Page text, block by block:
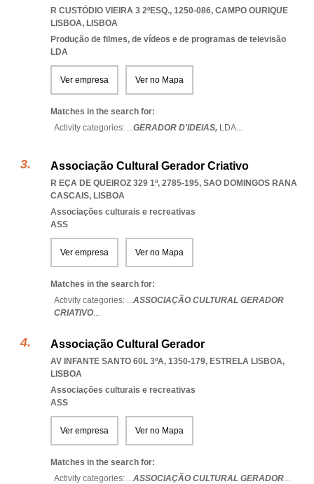
R CUSTÓDIO VIEIRA 3 2ºESQ., 1250-086, CAMPO OURIQUE
LISBOA, LISBOA
Produção de filmes, de vídeos e de programas de televisão
LDA
Ver empresa Ver no Mapa
Matches in the search for:
Activity categories: ...GERADOR D'IDEIAS, LDA...
Associação Cultural Gerador Criativo
R EÇA DE QUEIROZ 329 1º, 2785-195, SAO DOMINGOS RANA
CASCAIS, LISBOA
Associações culturais e recreativas
ASS
Ver empresa Ver no Mapa
Matches in the search for:
Activity categories: ...ASSOCIAÇÃO CULTURAL GERADOR
CRIATIVO...
Associação Cultural Gerador
AV INFANTE SANTO 60L 3ºA, 1350-179, ESTRELA LISBOA,
LISBOA
Associações culturais e recreativas
ASS
Ver empresa Ver no Mapa
Matches in the search for:
Activity categories: ...ASSOCIAÇÃO CULTURAL GERADOR...